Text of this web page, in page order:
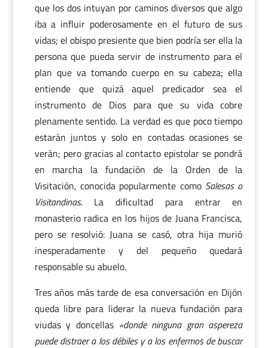
que los dos intuyan por caminos diversos que algo
iba a influir poderosamente en el futuro de sus
vidas; el obispo presiente que bien podría ser ella la
persona que pueda servir de instrumento para el
plan que va tomando cuerpo en su cabeza; ella
entiende que quizá aquel predicador sea el
instrumento de Dios para que su vida cobre
plenamente sentido. La verdad es que poco tiempo
estarán juntos y solo en contadas ocasiones se
verán; pero gracias al contacto epistolar se pondrá
en marcha la fundación de la Orden de la
Visitación, conocida popularmente como Salesas o
Visitandinas. La dificultad para entrar en
monasterio radica en los hijos de Juana Francisca,
pero se resolvió: Juana se casó, otra hija murió
inesperadamente y del pequeño quedará
responsable su abuelo.
Tres años más tarde de esa conversación en Dijón
queda libre para liderar la nueva fundación para
viudas y doncellas «donde ninguna gran aspereza
puede distraer a los débiles y a los enfermos de buscar